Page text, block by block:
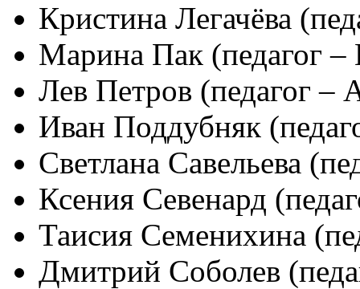
Кристина Легачёва
Марина Пак (педагог
Лев Петров (педагог –
Иван Поддубняк
Светлана Савельева
Ксения Севенард
Таисия Семенихина
Дмитрий Соболев